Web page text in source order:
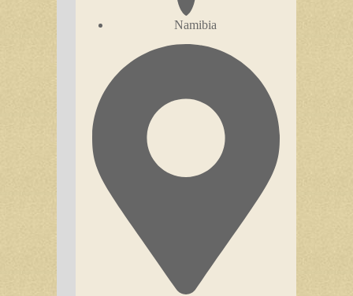
Namibia